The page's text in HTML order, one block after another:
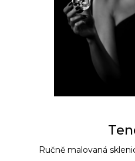
Ručně malovaná